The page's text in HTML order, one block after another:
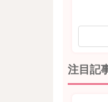
注目記